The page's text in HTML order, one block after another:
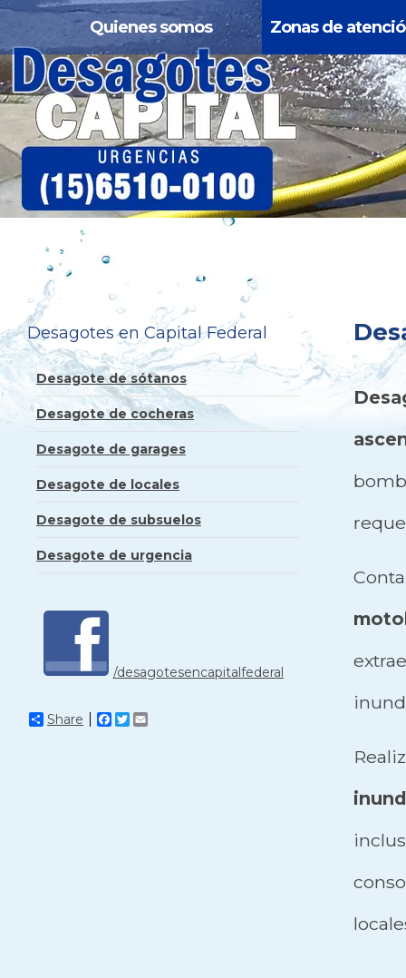
Quienes somos Zonas de
Desagotes en Capital Federal
Desagote de sótanos
Desagote de cocheras
Desagote de garages
Desagote de locales
Desagote de subsuelos
Desagote de urgencia
/desagotesencapitalfederal
Share Facebook
Twitter